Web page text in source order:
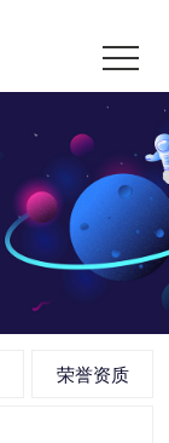
荣誉资质